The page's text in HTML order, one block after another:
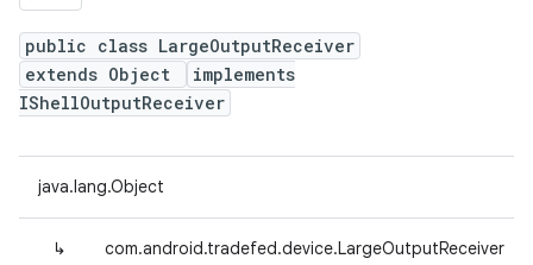
public class LargeOutputReceiver
extends Object
implements
IShellOutputReceiver
java.lang.Object
↳ com.android.tradefed.device.LargeOutputReceiver